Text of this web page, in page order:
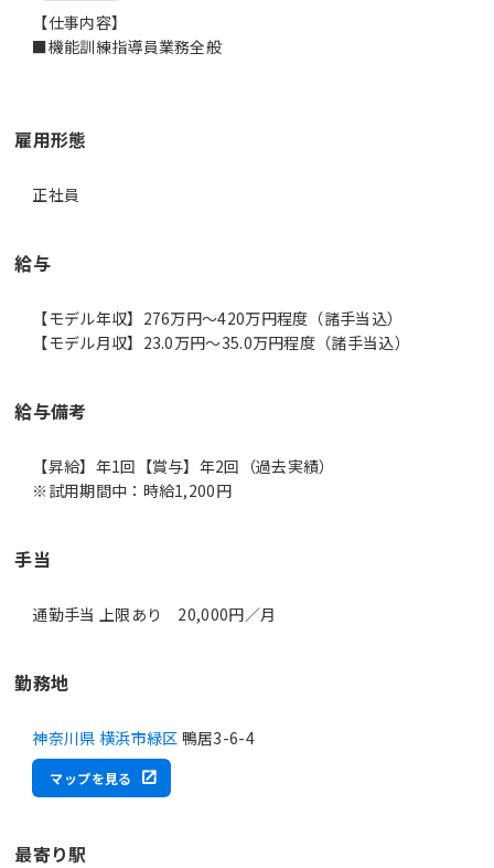
【仕事内容】
■機能訓練指導員業務全般
雇用形態
正社員
給与
【モデル年収】276万円〜420万円程度（諸手当込）
【モデル月収】23.0万円〜35.0万円程度（諸手当込）
給与備考
【昇給】年1回【賞与】年2回（過去実績）
※試用期間中：時給1,200円
手当
通勤手当 上限あり 20,000円／月
勤務地
神奈川県 横浜市緑区 鴨居3-6-4
マップを見る
最寄り駅